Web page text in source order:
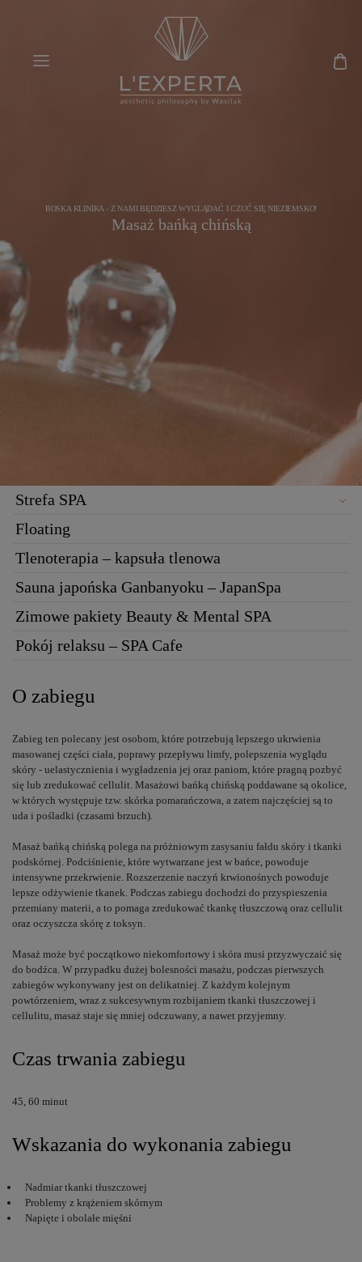
BOSKA KLINIKA - Z NAMI BĘDZIESZ WYGLĄDAĆ I CZUĆ SIĘ NIEZIEMSKO!
Masaż bańką chińską
Strefa SPA
Floating
Tlenoterapia – kapsuła tlenowa
Sauna japońska Ganbanyoku – JapanSpa
Zimowe pakiety Beauty & Mental SPA
Pokój relaksu – SPA Cafe
O zabiegu
Zabieg ten polecany jest osobom, które potrzebują lepszego ukrwienia
masowanej części ciała, poprawy przepływu limfy, polepszenia wyglądu
skóry - uelastycznienia i wygładzenia jej oraz paniom, które pragną pozbyć
się lub zredukować cellulit. Masażowi bańką chińską poddawane są okolice,
w których występuje tzw. skórka pomarańczowa, a zatem najczęściej są to
uda i pośladki (czasami brzuch).
Masaż bańką chińską polega na próżniowym zasysaniu fałdu skóry i tkanki
podskórnej. Podciśnienie, które wytwarzane jest w bańce, powoduje
intensywne przekrwienie. Rozszerzenie naczyń krwionośnych powoduje
lepsze odżywienie tkanek. Podczas zabiegu dochodzi do przyspieszenia
przemiany materii, a to pomaga zredukować tkankę tłuszczową oraz cellulit
oraz oczyszcza skórę z toksyn.
Masaż może być początkowo niekomfortowy i skóra musi przyzwyczaić się
do bodźca. W przypadku dużej bolesności masażu, podczas pierwszych
zabiegów wykonywany jest on delikatniej. Z każdym kolejnym
powtórzeniem, wraz z sukcesywnym rozbijaniem tkanki tłuszczowej i
cellulitu, masaż staje się mniej odczuwany, a nawet przyjemny.
Czas trwania zabiegu
45, 60 minut
Wskazania do wykonania zabiegu
Nadmiar tkanki tłuszczowej
Problemy z krążeniem skórnym
Napięte i obolałe mięśni